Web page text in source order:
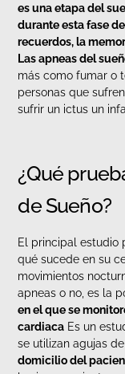
es una etapa del
durante esta fase
recuerdos, la
Las apneas del
más como fumar o
personas que
sufrir un ictus un
¿Qué
de Sueño?
El principal estudio
qué sucede en su
movimientos
apneas o no, es la
en el que se
cardiaca Es un
se utilizan agujas
domicilio del